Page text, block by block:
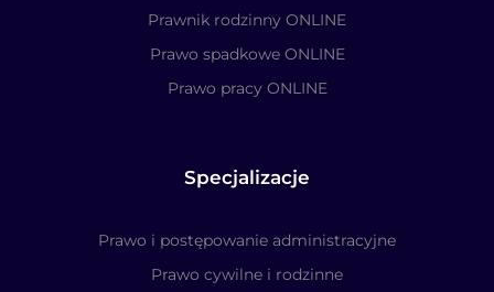
Prawnik rodzinny ONLINE
Prawo spadkowe ONLINE
Prawo pracy ONLINE
Specjalizacje
Prawo i postępowanie administracyjne
Prawo cywilne i rodzinne